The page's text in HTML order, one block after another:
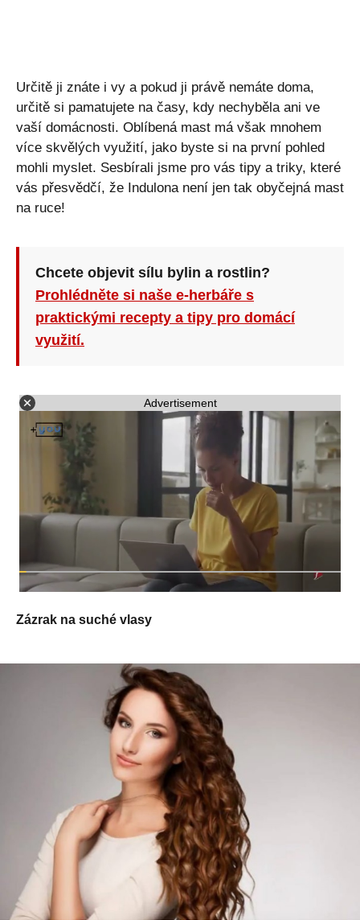
Určitě ji znáte i vy a pokud ji právě nemáte doma,
určitě si pamatujete na časy, kdy nechyběla ani ve
vaší domácnosti. Oblíbená mast má však mnohem
více skvělých využití, jako byste si na první pohled
mohli myslet. Sesbírali jsme pro vás tipy a triky, které
vás přesvědčí, že Indulona není jen tak obyčejná mast
na ruce!
Chcete objevit sílu bylin a rostlin?
Prohlédněte si naše e-herbáře s
praktickými recepty a tipy pro domácí
využití.
Advertisement
Zázrak na suché vlasy